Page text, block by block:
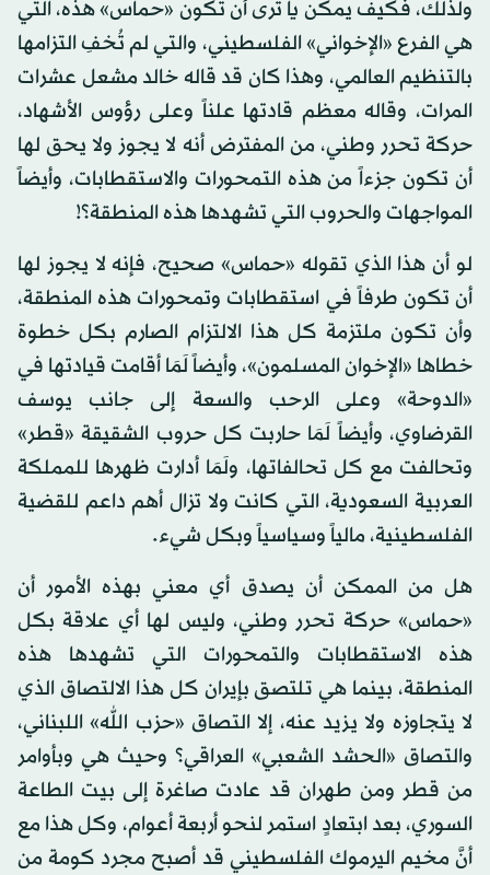
ولذلك، فكيف يمكن يا ترى أن تكون «حماس» هذه، التي
هي الفرع «الإخواني» الفلسطيني، والتي لم تُخفِ التزامها
بالتنظيم العالمي، وهذا كان قد قاله خالد مشعل عشرات
المرات، وقاله معظم قادتها علناً وعلى رؤوس الأشهاد،
حركة تحرر وطني، من المفترض أنه لا يجوز ولا يحق لها
أن تكون جزءاً من هذه التمحورات والاستقطابات، وأيضاً
المواجهات والحروب التي تشهدها هذه المنطقة؟!
لو أن هذا الذي تقوله «حماس» صحيح، فإنه لا يجوز لها
أن تكون طرفاً في استقطابات وتمحورات هذه المنطقة،
وأن تكون ملتزمة كل هذا الالتزام الصارم بكل خطوة
خطاها «الإخوان المسلمون»، وأيضاً لَمَا أقامت قيادتها في
«الدوحة» وعلى الرحب والسعة إلى جانب يوسف
القرضاوي، وأيضاً لَمَا حاربت كل حروب الشقيقة «قطر»
وتحالفت مع كل تحالفاتها، ولَمَا أدارت ظهرها للمملكة
العربية السعودية، التي كانت ولا تزال أهم داعم للقضية
الفلسطينية، مالياً وسياسياً وبكل شيء.
هل من الممكن أن يصدق أي معني بهذه الأمور أن
«حماس» حركة تحرر وطني، وليس لها أي علاقة بكل
هذه الاستقطابات والتمحورات التي تشهدها هذه
المنطقة، بينما هي تلتصق بإيران كل هذا الالتصاق الذي
لا يتجاوزه ولا يزيد عنه، إلا التصاق «حزب الله» اللبناني،
والتصاق «الحشد الشعبي» العراقي؟ وحيث هي وبأوامر
من قطر ومن طهران قد عادت صاغرة إلى بيت الطاعة
السوري، بعد ابتعادٍ استمر لنحو أربعة أعوام، وكل هذا مع
أنَّ مخيم اليرموك الفلسطيني قد أصبح مجرد كومة من